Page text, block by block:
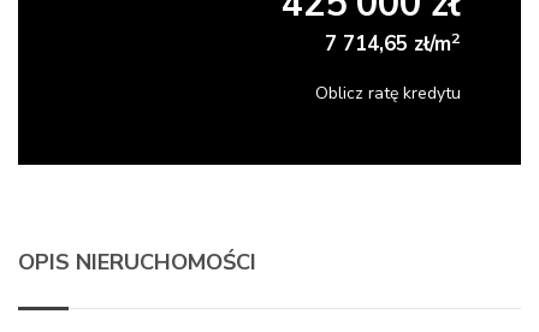
7 714,65 zł/m2
Oblicz ratę kredytu
OPIS NIERUCHOMOŚCI